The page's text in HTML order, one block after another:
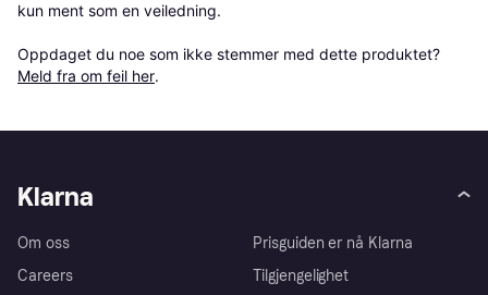
kun ment som en veiledning.
Oppdaget du noe som ikke stemmer med dette produktet?
Meld fra om feil her.
Klarna
Om oss
Careers
Prisguiden er nå Klarna
Tilgjengelighet